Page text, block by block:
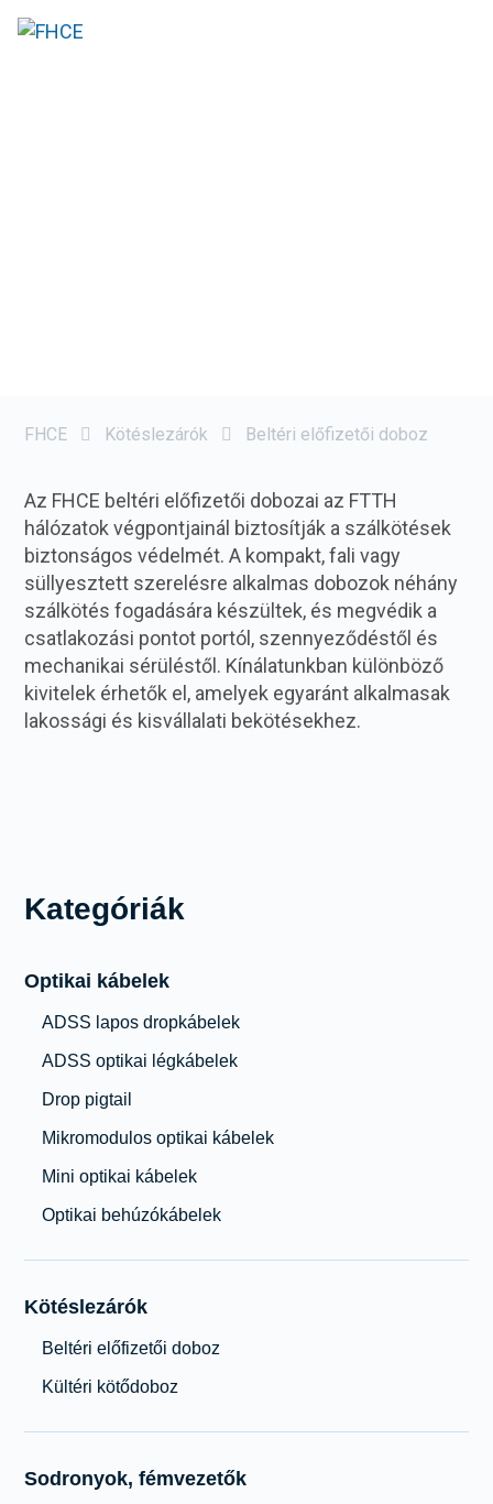
FHCE Kötéslezárók Beltéri előfizetői doboz
Az FHCE beltéri előfizetői dobozai az FTTH
hálózatok végpontjainál biztosítják a szálkötések
biztonságos védelmét. A kompakt, fali vagy
süllyesztett szerelésre alkalmas dobozok néhány
szálkötés fogadására készültek, és megvédik a
csatlakozási pontot portól, szennyeződéstől és
mechanikai sérüléstől. Kínálatunkban különböző
kivitelek érhetők el, amelyek egyaránt alkalmasak
lakossági és kisvállalati bekötésekhez.
Kategóriák
Optikai kábelek
ADSS lapos dropkábelek
ADSS optikai légkábelek
Drop pigtail
Mikromodulos optikai kábelek
Mini optikai kábelek
Optikai behúzókábelek
Kötéslezárók
Beltéri előfizetői doboz
Kültéri kötődoboz
Sodronyok, fémvezetők